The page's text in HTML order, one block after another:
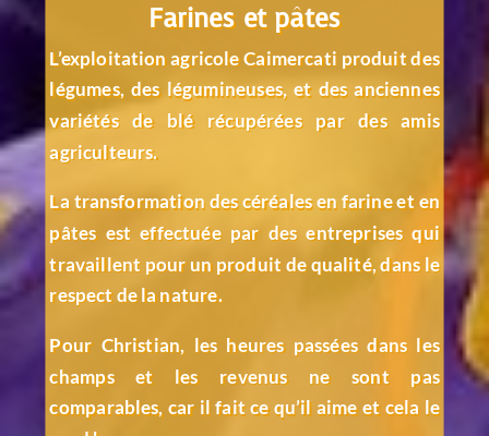
Farines et pâtes
L’exploitation agricole Caimercati produit des
légumes, des légumineuses, et des anciennes
variétés de blé récupérées par des amis
agriculteurs.
La transformation des céréales en farine et en
pâtes est effectuée par des entreprises qui
travaillent pour un produit de qualité, dans le
respect de la nature.
Pour Christian, les heures passées dans les
champs et les revenus ne sont pas
comparables, car il fait ce qu’il aime et cela le